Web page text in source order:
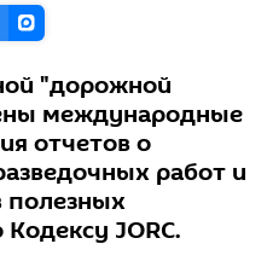
"дорожной
международные
отчетов о
работ и
полезных
JORC.